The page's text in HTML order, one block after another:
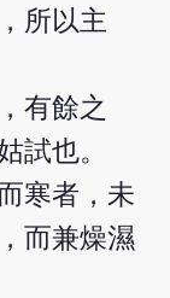
所以主
有餘之
試也。
寒者，未
而兼燥濕